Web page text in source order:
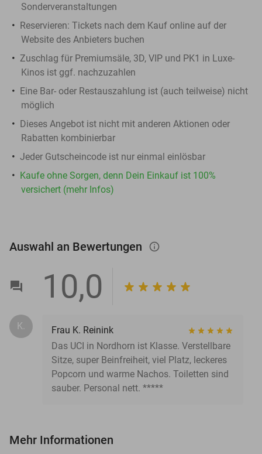
Sonderveranstaltungen
Reservieren: Tickets nach dem Kauf online auf der
Website des Anbieters buchen
Zuschlag für Premiumsäle, 3D, VIP und PK1 in Luxe-
Kinos ist ggf. nachzuzahlen
Eine Bar- oder Restauszahlung ist (auch teilweise) nicht
möglich
Dieses Angebot ist nicht mit anderen Aktionen oder
Rabatten kombinierbar
Jeder Gutscheincode ist nur einmal einlösbar
Kaufe ohne Sorgen, denn Dein Einkauf ist 100%
versichert (mehr Infos)
Auswahl an Bewertungen info_outlined
10,0
K.
Frau K. Reinink
Das UCI in Nordhorn ist Klasse. Verstellbare
Sitze, super Beinfreiheit, viel Platz, leckeres
Popcorn und warme Nachos. Toiletten sind
sauber. Personal nett. *****
Mehr Informationen